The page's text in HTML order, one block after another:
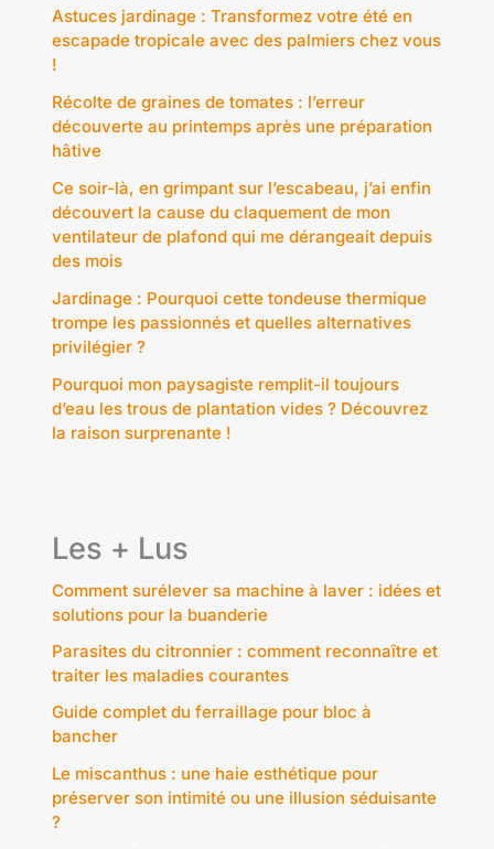
Astuces jardinage : Transformez votre été en
escapade tropicale avec des palmiers chez vous
!
Récolte de graines de tomates : l’erreur
découverte au printemps après une préparation
hâtive
Ce soir-là, en grimpant sur l’escabeau, j’ai enfin
découvert la cause du claquement de mon
ventilateur de plafond qui me dérangeait depuis
des mois
Jardinage : Pourquoi cette tondeuse thermique
trompe les passionnés et quelles alternatives
privilégier ?
Pourquoi mon paysagiste remplit-il toujours
d’eau les trous de plantation vides ? Découvrez
la raison surprenante !
Les + Lus
Comment surélever sa machine à laver : idées et
solutions pour la buanderie
Parasites du citronnier : comment reconnaître et
traiter les maladies courantes
Guide complet du ferraillage pour bloc à
bancher
Le miscanthus : une haie esthétique pour
préserver son intimité ou une illusion séduisante
?